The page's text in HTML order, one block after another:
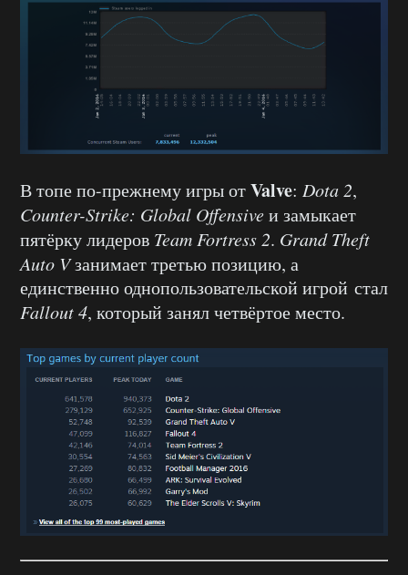
В топе по-прежнему игры отValve: Dota 2,
Counter-Strike: Global Offensiveи замыкает
пятёрку лидеров Team Fortress 2. Grand Theft
Auto Vзанимает третью позицию, а
единственно однопользовательской игрой стал
Fallout 4, который занял четвёртое место.